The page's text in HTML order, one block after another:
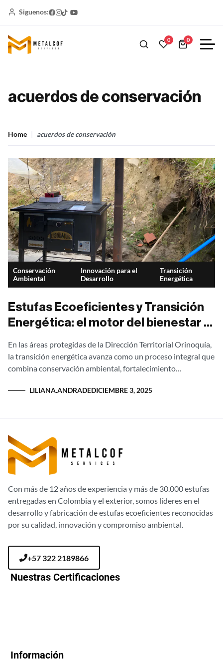
Siguenos:
0 0
acuerdos de conservación
Home acuerdos de conservación
Conservación
Ambiental
Innovación para el
Desarrollo
Transición
Energética
Estufas Ecoeficientes y Transición
Energética: el motor del bienestar y
En las áreas protegidas de la Dirección Territorial Orinoquía,
la transición energética avanza como un proceso integral que
combina conservación ambiental, fortalecimiento
LILIANA.ANDRADEDICIEMBRE 3, 2025
Con más de 12 años de experiencia y más de 30.000 estufas
entregadas en Colombia y el exterior, somos líderes en el
desarrollo y fabricación de estufas ecoeficientes reconocidas
por su calidad, innovación y compromiso ambiental.
+57 322 2189866
Nuestras Certificaciones
Información